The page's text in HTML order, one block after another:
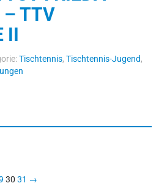
– TTV
II
Tischtennis, Tischtennis-Jugend,
30 31 →